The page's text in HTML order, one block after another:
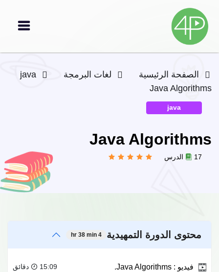
الصفحة الرئيسية لغات البرمجة
java
Java Algorithms
java
Java Algorithms
17 الدرس
محتوى الدورة التمهيدية 4 hr 38 min
فيديو : 15:09 دقائق